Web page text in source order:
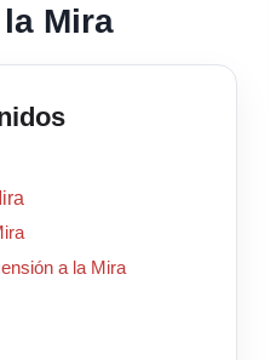
Mira
a la Mira